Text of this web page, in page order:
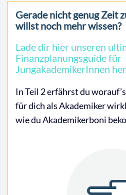
Gerade nicht genug Zeit
willst noch mehr wissen?
Lade dir hier unseren
Finanzplanungsguide für
JungakademikerInnen
In Teil 2 erfährst du
für dich als Akademiker
wie du Akademikerboni